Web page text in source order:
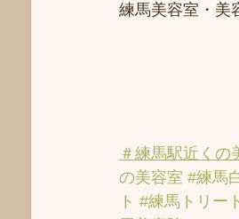
練馬美容室・美
＃練馬駅近くの
の美容室 #練馬
ト #練馬トリー